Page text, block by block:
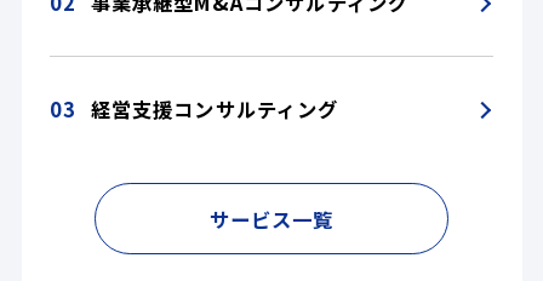
03 経営支援コンサルティング
サービス一覧